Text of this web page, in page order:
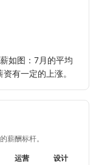
如图：7月的平均
有一定的上涨。
薪酬标杆。
运营 设计